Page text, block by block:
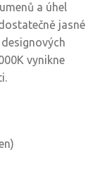
a úhel
jasné
vynikne